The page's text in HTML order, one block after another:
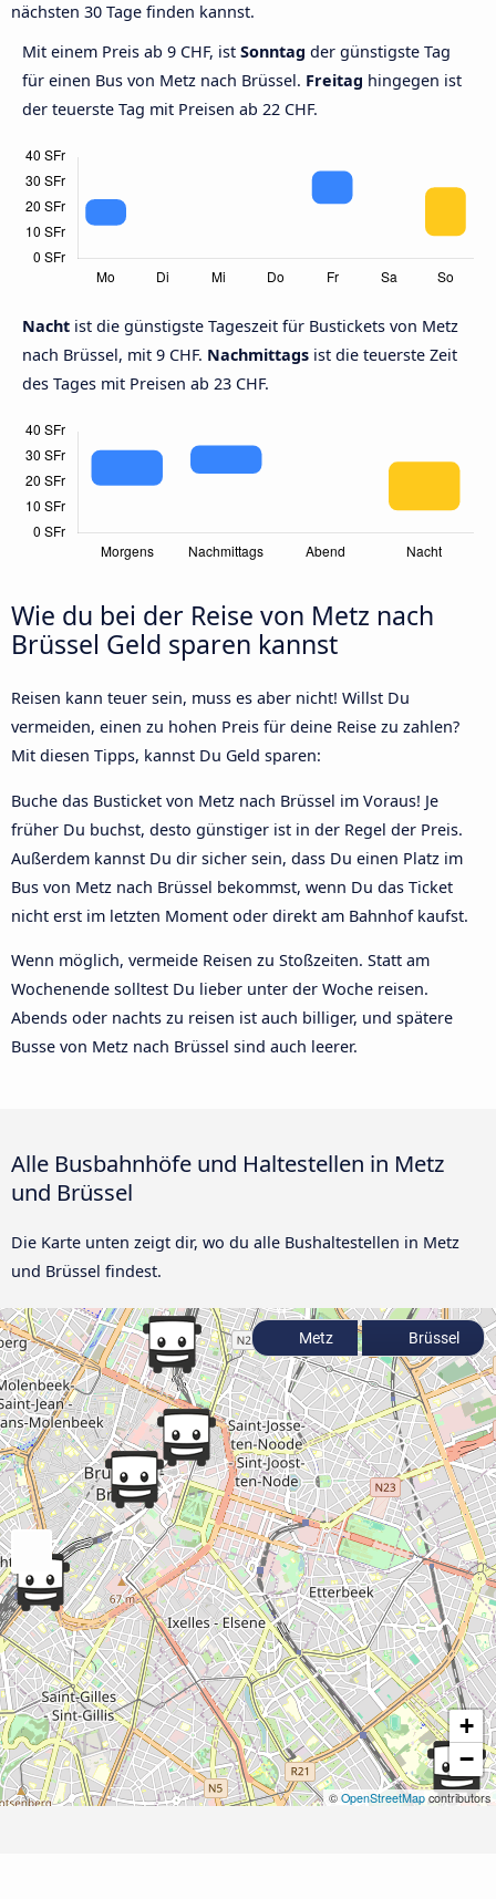
nächsten 30 Tage finden kannst.
Mit einem Preis ab 9 CHF, ist Sonntag der günstigste Tag
für einen Bus von Metz nach Brüssel. Freitag hingegen ist
der teuerste Tag mit Preisen ab 22 CHF.
Nacht ist die günstigste Tageszeit für Bustickets von Metz
nach Brüssel, mit 9 CHF. Nachmittags ist die teuerste Zeit
des Tages mit Preisen ab 23 CHF.
Wie du bei der Reise von Metz nach
Brüssel Geld sparen kannst
Reisen kann teuer sein, muss es aber nicht! Willst Du
vermeiden, einen zu hohen Preis für deine Reise zu zahlen?
Mit diesen Tipps, kannst Du Geld sparen:
Buche das Busticket von Metz nach Brüssel im Voraus! Je
früher Du buchst, desto günstiger ist in der Regel der Preis.
Außerdem kannst Du dir sicher sein, dass Du einen Platz im
Bus von Metz nach Brüssel bekommst, wenn Du das Ticket
nicht erst im letzten Moment oder direkt am Bahnhof kaufst.
Wenn möglich, vermeide Reisen zu Stoßzeiten. Statt am
Wochenende solltest Du lieber unter der Woche reisen.
Abends oder nachts zu reisen ist auch billiger, und spätere
Busse von Metz nach Brüssel sind auch leerer.
Alle Busbahnhöfe und Haltestellen in Metz
und Brüssel
Die Karte unten zeigt dir, wo du alle Bushaltestellen in Metz
und Brüssel findest.
+
−
© OpenStreetMapcontributors
Metz Brüssel